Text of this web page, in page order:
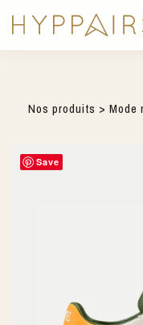
Nos produits > Mode
Save